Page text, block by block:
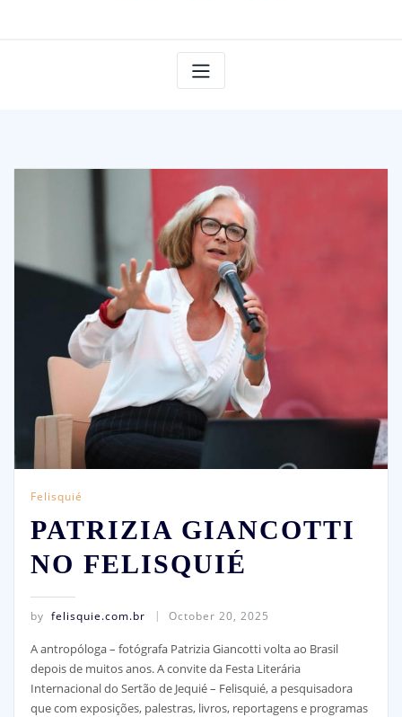
Felisquié
PATRIZIA GIANCOTTI
NO FELISQUIÉ
by felisquie.com.br October 20, 2025
A antropóloga – fotógrafa Patrizia Giancotti volta ao Brasil
depois de muitos anos. A convite da Festa Literária
Internacional do Sertão de Jequié – Felisquié, a pesquisadora
que com exposições, palestras, livros, reportagens e programas